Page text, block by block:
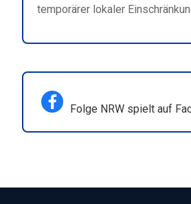
temporärer lokaler
Folge NRW spielt auf